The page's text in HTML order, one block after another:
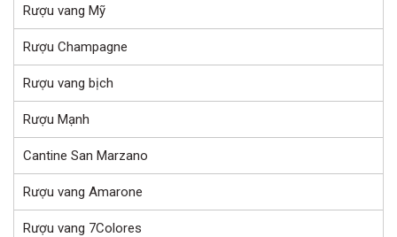
Rượu vang Mỹ
Rượu Champagne
Rượu vang bịch
Rượu Mạnh
Cantine San Marzano
Rượu vang Amarone
Rượu vang 7Colores